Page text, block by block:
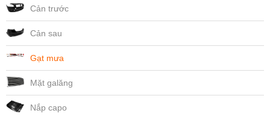
Cản trước
Cản sau
Gạt mưa
Mặt galăng
Nắp capo